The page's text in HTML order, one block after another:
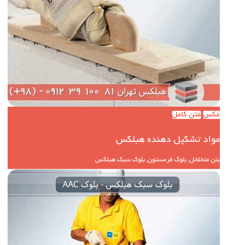
عکس متن کامل
مواد تشکیل دهنده هبلکس
بتن متخلخل, بلوک فرمستون, بلوک سبک هبلکس